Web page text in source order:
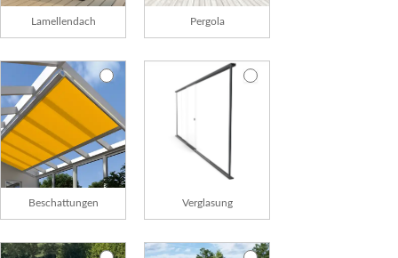
Lamellendach Pergola
Beschattungen Verglasung